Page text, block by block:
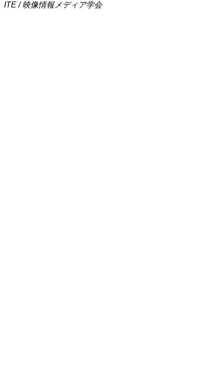
ITE / 映像情報メディア学会